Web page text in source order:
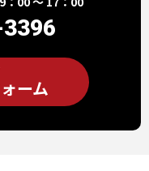
ーム